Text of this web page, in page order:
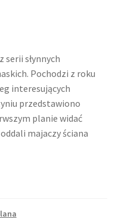
słynnych
Pochodzi z roku
interesujących
przedstawiono
planie widać
majaczy ściana